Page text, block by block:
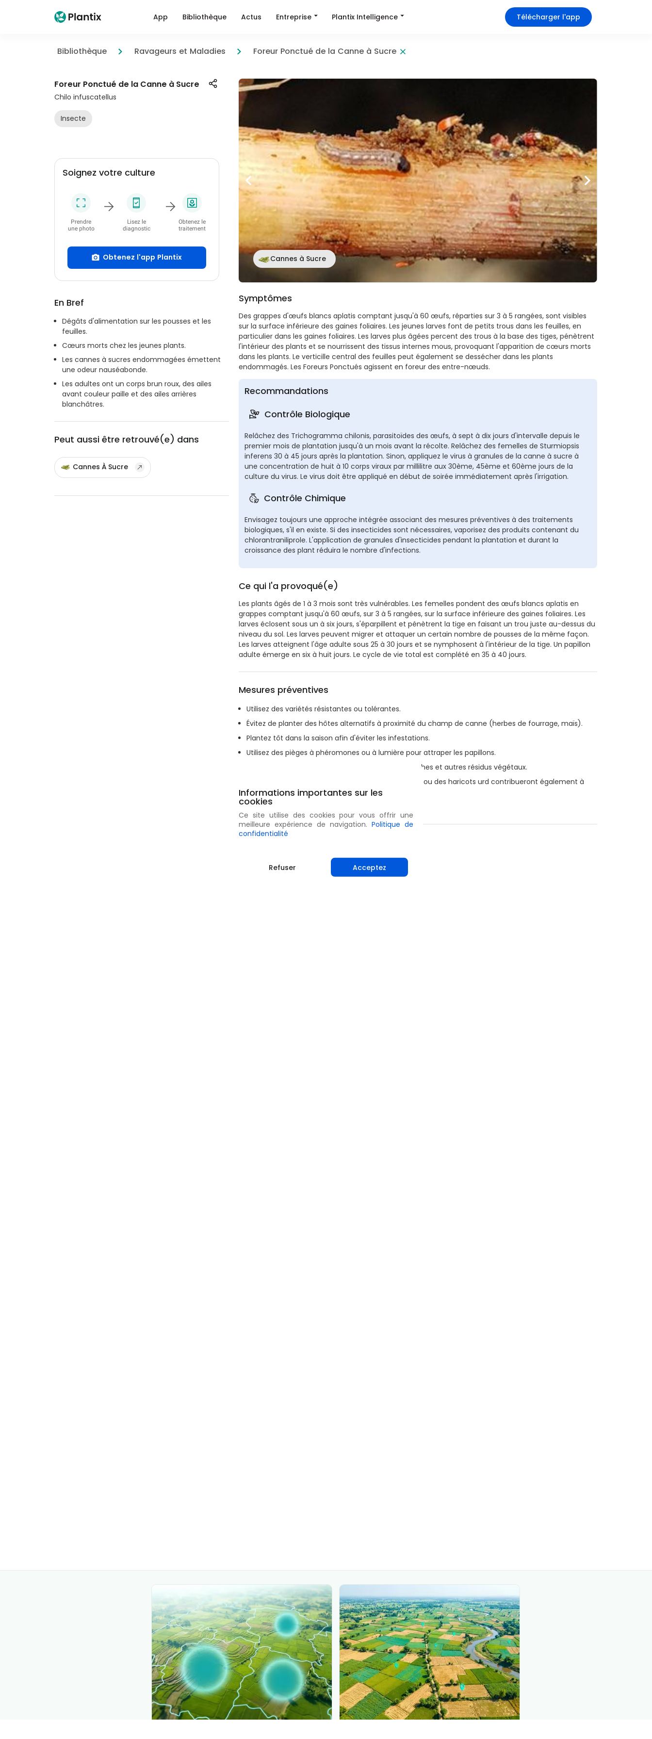
App Bibliothèque Actus Entreprise Plantix Intelligence Télécharger l'app
Bibliothèque Ravageurs et Maladies Foreur Ponctué de la Canne à Sucre
Foreur Ponctué de la Canne à Sucre
Chilo infuscatellus
Insecte
Soignez votre culture
Prendre
une photo
Lisez le
diagnostic
Obtenez le
traitement
Obtenez l'app Plantix
En Bref
Dégâts d'alimentation sur les pousses et les
feuilles.
Cœurs morts chez les jeunes plants.
Les cannes à sucres endommagées émettent
une odeur nauséabonde.
Les adultes ont un corps brun roux, des ailes
avant couleur paille et des ailes arrières
blanchâtres.
Peut aussi être retrouvé(e) dans
Cannes À Sucre
Cannes à Sucre
Symptômes
Des grappes d'œufs blancs aplatis comptant jusqu'à 60 œufs, réparties sur 3 à 5 rangées, sont visibles
sur la surface inférieure des gaines foliaires. Les jeunes larves font de petits trous dans les feuilles, en
particulier dans les gaines foliaires. Les larves plus âgées percent des trous à la base des tiges, pénètrent
l'intérieur des plants et se nourrissent des tissus internes mous, provoquant l'apparition de cœurs morts
dans les plants. Le verticille central des feuilles peut également se dessécher dans les plants
endommagés. Les Foreurs Ponctués agissent en foreur des entre-nœuds.
Recommandations
Contrôle Biologique
Relâchez des Trichogramma chilonis, parasitoïdes des œufs, à sept à dix jours d'intervalle depuis le
premier mois de plantation jusqu'à un mois avant la récolte. Relâchez des femelles de Sturmiopsis
inferens 30 à 45 jours après la plantation. Sinon, appliquez le virus à granules de la canne à sucre à
une concentration de huit à 10 corps viraux par millilitre aux 30ème, 45ème et 60ème jours de la
culture du virus. Le virus doit être appliqué en début de soirée immédiatement après l'irrigation.
Contrôle Chimique
Envisagez toujours une approche intégrée associant des mesures préventives à des traitements
biologiques, s'il en existe. Si des insecticides sont nécessaires, vaporisez des produits contenant du
chlorantraniliprole. L'application de granules d'insecticides pendant la plantation et durant la
croissance des plant réduira le nombre d'infections.
Ce qui l'a provoqué(e)
Les plants âgés de 1 à 3 mois sont très vulnérables. Les femelles pondent des œufs blancs aplatis en
grappes comptant jusqu'à 60 œufs, sur 3 à 5 rangées, sur la surface inférieure des gaines foliaires. Les
larves éclosent sous un à six jours, s'éparpillent et pénètrent la tige en faisant un trou juste au-dessus du
niveau du sol. Les larves peuvent migrer et attaquer un certain nombre de pousses de la même façon.
Les larves atteignent l'âge adulte sous 25 à 30 jours et se nymphosent à l'intérieur de la tige. Un papillon
adulte émerge en six à huit jours. Le cycle de vie total est complété en 35 à 40 jours.
Mesures préventives
Utilisez des variétés résistantes ou tolérantes.
Évitez de planter des hôtes alternatifs à proximité du champ de canne (herbes de fourrage, maïs).
Plantez tôt dans la saison afin d'éviter les infestations.
Utilisez des pièges à phéromones ou à lumière pour attraper les papillons.
Après la récolte, retirez et détruisez les pousses sèches et autres résidus végétaux.
Des cultures intercalaires avec des haricots mungo ou des haricots urd contribueront également à
repousser les individus adultes.
Évitez l'utilisation excessive d'engrais à l'azote.
Informations importantes sur les
cookies
Ce site utilise des cookies pour vous offrir une
meilleure expérience de navigation. Politique de
confidentialité
Refuser Acceptez